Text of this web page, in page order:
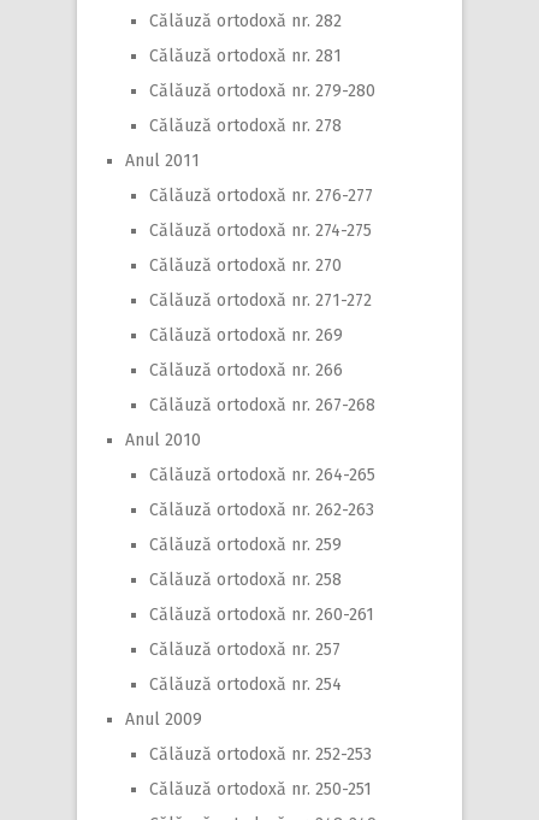
Călăuză ortodoxă nr. 282
Călăuză ortodoxă nr. 281
Călăuză ortodoxă nr. 279-280
Călăuză ortodoxă nr. 278
Anul 2011
Călăuză ortodoxă nr. 276-277
Călăuză ortodoxă nr. 274-275
Călăuză ortodoxă nr. 270
Călăuză ortodoxă nr. 271-272
Călăuză ortodoxă nr. 269
Călăuză ortodoxă nr. 266
Călăuză ortodoxă nr. 267-268
Anul 2010
Călăuză ortodoxă nr. 264-265
Călăuză ortodoxă nr. 262-263
Călăuză ortodoxă nr. 259
Călăuză ortodoxă nr. 258
Călăuză ortodoxă nr. 260-261
Călăuză ortodoxă nr. 257
Călăuză ortodoxă nr. 254
Anul 2009
Călăuză ortodoxă nr. 252-253
Călăuză ortodoxă nr. 250-251